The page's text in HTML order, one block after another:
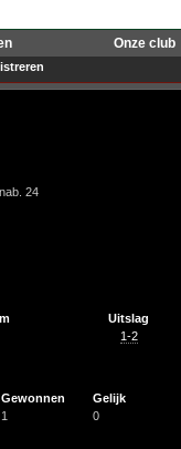
Onze club
24
Uitslag
1-2
Gewonnen
Gelijk
1 0